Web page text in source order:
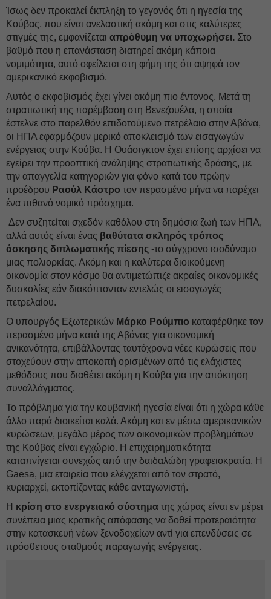
Ίσως δεν προκαλεί έκπληξη το γεγονός ότι η ηγεσία της
Κούβας, που είναι ανελαστική ακόμη και στις καλύτερες
στιγμές της, εμφανίζεται απρόθυμη να υποχωρήσει. Στο
βαθμό που η επανάσταση διατηρεί ακόμη κάποια
νομιμότητα, αυτό οφείλεται στη φήμη της ότι αψηφά τον
αμερικανικό εκφοβισμό.
Αυτός ο εκφοβισμός έχει γίνει ακόμη πιο έντονος. Μετά τη
στρατιωτική της παρέμβαση στη Βενεζουέλα, η οποία
έστελνε στο παρελθόν επιδοτούμενο πετρέλαιο στην Αβάνα,
οι ΗΠΑ εφαρμόζουν μερικό αποκλεισμό των εισαγωγών
ενέργειας στην Κούβα. Η Ουάσιγκτον έχει επίσης αρχίσει να
εγείρει την προοπτική ανάληψης στρατιωτικής δράσης, με
την απαγγελία κατηγοριών για φόνο κατά του πρώην
προέδρου Ραούλ Κάστρο τον περασμένο μήνα να παρέχει
ένα πιθανό νομικό πρόσχημα.
Δεν συζητείται σχεδόν καθόλου στη δημόσια ζωή των ΗΠΑ,
αλλά αυτός είναι ένας βαθύτατα σκληρός τρόπος
άσκησης διπλωματικής πίεσης -το σύγχρονο ισοδύναμο
μιας πολιορκίας. Ακόμη και η καλύτερα διοικούμενη
οικονομία στον κόσμο θα αντιμετώπιζε ακραίες οικονομικές
δυσκολίες εάν διακόπτονταν εντελώς οι εισαγωγές
πετρελαίου.
Ο υπουργός Εξωτερικών Μάρκο Ρούμπιο καταφέρθηκε τον
περασμένο μήνα κατά της Αβάνας για οικονομική
ανικανότητα, επιβάλλοντας ταυτόχρονα νέες κυρώσεις που
στοχεύουν στην αποκοπή ορισμένων από τις ελάχιστες
μεθόδους που διαθέτει ακόμη η Κούβα για την απόκτηση
συναλλάγματος.
Το πρόβλημα για την κουβανική ηγεσία είναι ότι η χώρα κάθε
άλλο παρά διοικείται καλά. Ακόμη και εν μέσω αμερικανικών
κυρώσεων, μεγάλο μέρος των οικονομικών προβλημάτων
της Κούβας είναι εγχώριο. Η επιχειρηματικότητα
καταπνίγεται συνεχώς από την δαιδαλώδη γραφειοκρατία. Η
Gaesa, μια εταιρεία που ελέγχεται από τον στρατό,
κυριαρχεί, εκτοπίζοντας κάθε ανταγωνιστή.
Η κρίση στο ενεργειακό σύστημα της χώρας είναι εν μέρει
συνέπεια μιας κρατικής απόφασης να δοθεί προτεραιότητα
στην κατασκευή νέων ξενοδοχείων αντί για επενδύσεις σε
πρόσθετους σταθμούς παραγωγής ενέργειας.